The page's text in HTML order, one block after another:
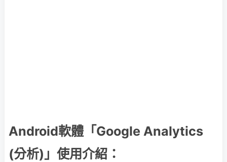
Android軟體「Google Analytics
(分析)」使用介紹：